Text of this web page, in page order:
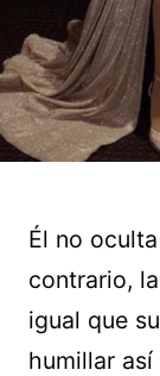
Él no
contrario,
igual que
humillar